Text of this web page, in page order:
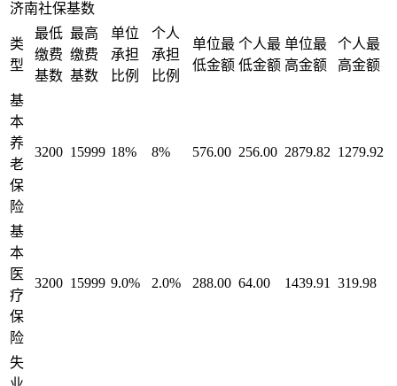
济南社保基数
类
型
最低
缴费
基数
最高
缴费
基数
单位
承担
比例
个人
承担
比例
单位最
低金额
个人最
低金额
单位最
高金额
个人最
高金额
基
本
养
老
保
险
3200 15999 18% 8% 576.00 256.00 2879.82 1279.92
基
本
医
疗
保
险
3200 15999 9.0% 2.0% 288.00 64.00 1439.91 319.98
失